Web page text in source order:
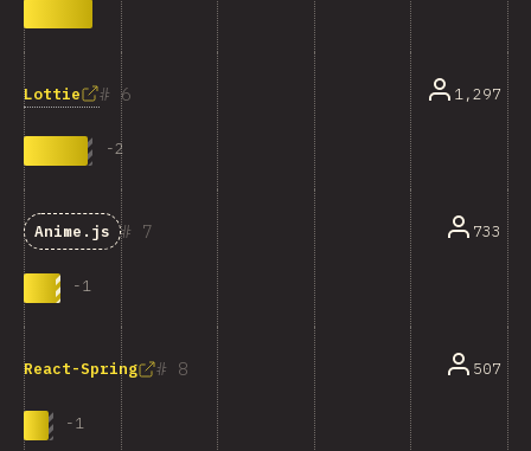
6
Lottie
-2
1,297
7
Anime.js
-1
733
8
React-Spring
-1
507